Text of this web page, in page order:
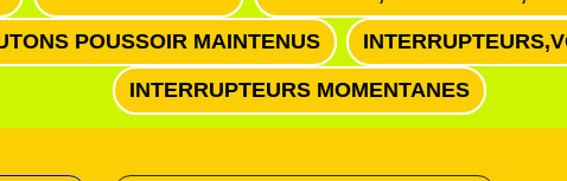
POUSSOIR MAINTENUS
INTERRUPTEURS MOMENTANES